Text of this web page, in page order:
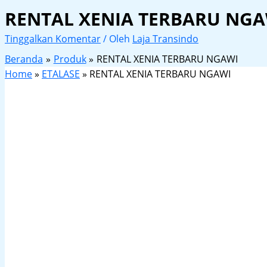
RENTAL XENIA TERBARU
Tinggalkan Komentar/ Oleh Laja Transindo
Beranda
Produk
RENTAL XENIA TERBARU NGAWI
Home» ETALASE » RENTAL XENIA TERBARU NGAWI